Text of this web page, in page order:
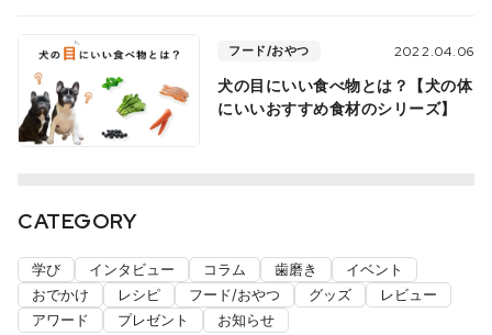
フード/おやつ 2022.04.06
犬の目にいい食べ物とは？【犬の体
にいいおすすめ食材のシリーズ】
CATEGORY
学び インタビュー コラム 歯磨き
イベント
おでかけ
レシピ フード/おやつ グッズ
レビュー
アワード
プレゼント お知らせ